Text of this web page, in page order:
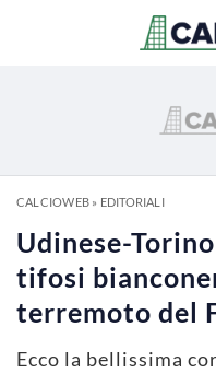
CALCIOWEB» EDITORIALI
Udinese-
tifosi
terremoto del
Ecco la bellissima